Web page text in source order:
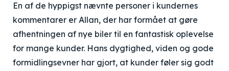
En af de hyppigst nævnte personer i kundernes
kommentarer er Allan, der har formået at gøre
afhentningen af nye biler til en fantastisk oplevelse
for mange kunder. Hans dygtighed, viden og gode
formidlingsevner har gjort, at kunder føler sig godt